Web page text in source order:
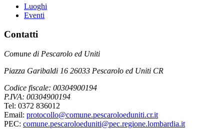
Luoghi
Eventi
Contatti
Comune di Pescarolo ed Uniti
Piazza Garibaldi 16 26033 Pescarolo ed Uniti CR
Codice fiscale: 00304900194
P.IVA: 00304900194
Tel: 0372 836012
Email: protocollo@comune.pescaroloeduniti.cr.it
PEC: comune.pescaroloeduniti@pec.regione.lombardia.it